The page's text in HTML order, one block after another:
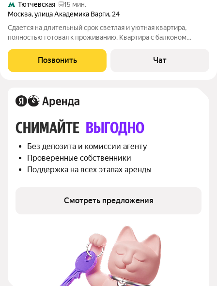
Тютчевская
15 мин.
Москва,улица Академика Варги, 24
Сдается на длительный срок светлая и уютная квартира,
полностью готовая к проживанию. Квартира с балконом
видовые характеристики. В ясные дни она всегда залита
светом, т.к. находится на
Позвонить Чат
СНИМАЙТЕ ВЫГОДНО
Без депозита и комиссии агенту
Проверенные собственники
Поддержка на всех этапах аренды
Смотреть предложения